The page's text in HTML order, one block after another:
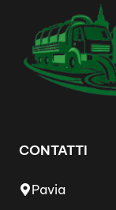
CONTATTI
Pavia